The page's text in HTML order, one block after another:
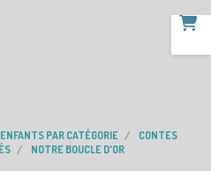
PAR CATÉGORIE
CONTES
NOTRE BOUCLE D'OR